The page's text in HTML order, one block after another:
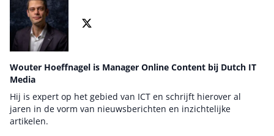
Wouter Hoeffnagel is Manager Online Content bij Dutch IT
Media
Hij is expert op het gebied van ICT en schrijft hierover al
jaren in de vorm van nieuwsberichten en inzichtelijke
artikelen.